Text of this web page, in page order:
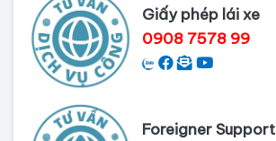
Giấy phép lái xe
0908 7578 99
Foreigner Support